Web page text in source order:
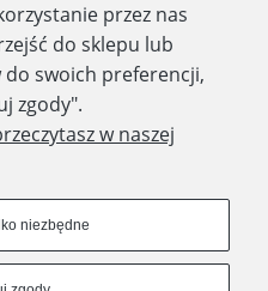
przez nas
do sklepu lub
swoich preferencji,
zgody".
w naszej
niezbędne